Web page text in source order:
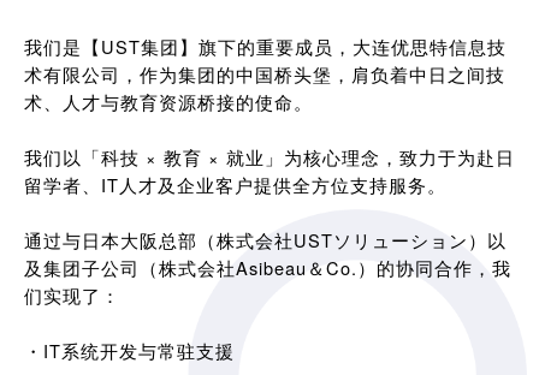
我们是【UST集团】旗下的重要成员，大连优思特信息技
术有限公司，作为集团的中国桥头堡，肩负着中日之间技
术、人才与教育资源桥接的使命。
我们以「科技 × 教育 × 就业」为核心理念，致力于为赴日
留学者、IT人才及企业客户提供全方位支持服务。
通过与日本大阪总部（株式会社USTソリューション）以
及集团子公司（株式会社Asibeau＆Co.）的协同合作，我
们实现了：
・IT系统开发与常驻支援